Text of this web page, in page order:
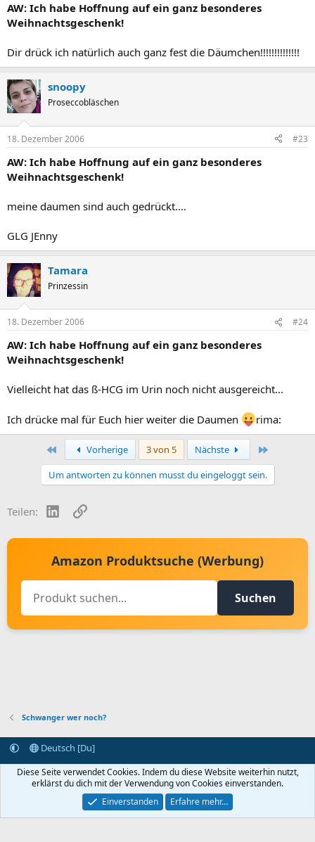
AW: Ich habe Hoffnung auf ein ganz besonderes
Weihnachtsgeschenk!
Dir drück ich natürlich auch ganz fest die Däumchen!!!!!!!!!!!!!!
snoopy
Proseccobläschen
18. Dezember 2006 #23
AW: Ich habe Hoffnung auf ein ganz besonderes
Weihnachtsgeschenk!
meine daumen sind auch gedrückt....
GLG JEnny
Tamara
Prinzessin
18. Dezember 2006 #24
AW: Ich habe Hoffnung auf ein ganz besonderes
Weihnachtsgeschenk!
Vielleicht hat das ß-HCG im Urin noch nicht ausgereicht...
Ich drücke mal für Euch hier weiter die Daumen rima:
Erste Vorherige 3 von 5 Nächste
Um antworten zu können musst du eingeloggt sein.
Teilen: LinkedInLink
Amazon Produktsuche (Werbung)
Suchen
Schwanger wer noch?
Deutsch [Du]
Kontakt aufnehmen
Bedingungen und Regeln
Datenschutz
Startseite
R
S
Community platform by XenForo® © 2010-2024 XenForo Ltd.
Diese Seite verwendet Cookies. Indem du diese Website weiterhin nutzt,
erklärst du dich mit der Verwendung von Cookies einverstanden.
Einverstanden
Erfahre mehr…